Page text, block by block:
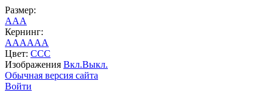
Размер:
AAA
Кернинг:
AAAAAA
Цвет: CCC
Изображения Вкл.Выкл.
Обычная версия сайта
Войти